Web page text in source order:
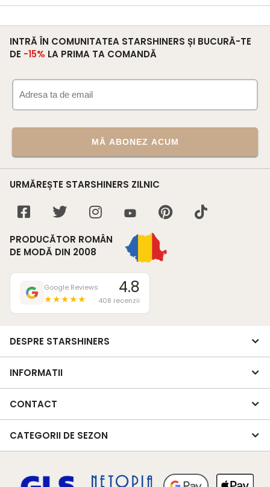
INTRĂ ÎN COMUNITATEA STARSHINERS ȘI BUCURĂ-TE
DE -15% LA PRIMA TA COMANDĂ
MĂ ABONEZ ACUM
URMĂREȘTE STARSHINERS ZILNIC
PRODUCĂTOR ROMÂN
DE MODĂ DIN 2008
Google Reviews
★★★★★
4.8
408 recenzii
DESPRE STARSHINERS
INFORMATII
CONTACT
CATEGORII DE SEZON